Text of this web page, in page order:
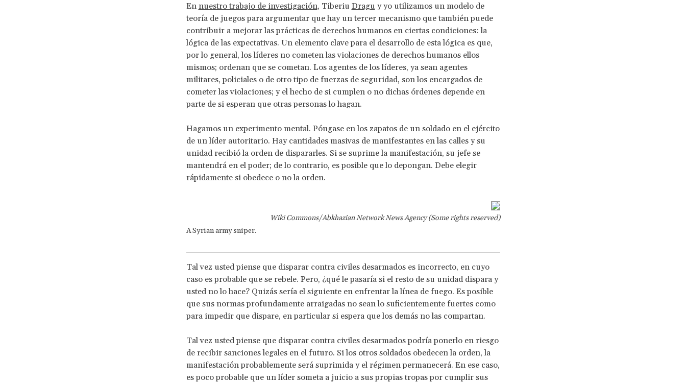
En nuestro trabajo de investigación, Tiberiu Dragu y yo utilizamos un modelo de
teoría de juegos para argumentar que hay un tercer mecanismo que también puede
contribuir a mejorar las prácticas de derechos humanos en ciertas condiciones: la
lógica de las expectativas. Un elemento clave para el desarrollo de esta lógica es que,
por lo general, los líderes no cometen las violaciones de derechos humanos ellos
mismos; ordenan que se cometan. Los agentes de los líderes, ya sean agentes
militares, policiales o de otro tipo de fuerzas de seguridad, son los encargados de
cometer las violaciones; y el hecho de si cumplen o no dichas órdenes depende en
parte de si esperan que otras personas lo hagan.
Hagamos un experimento mental. Póngase en los zapatos de un soldado en el ejército
de un líder autoritario. Hay cantidades masivas de manifestantes en las calles y su
unidad recibió la orden de dispararles. Si se suprime la manifestación, su jefe se
mantendrá en el poder; de lo contrario, es posible que lo depongan. Debe elegir
rápidamente si obedece o no la orden.
Wiki Commons/Abkhazian Network News Agency (Some rights reserved)
A Syrian army sniper.
Tal vez usted piense que disparar contra civiles desarmados es incorrecto, en cuyo
caso es probable que se rebele. Pero, ¿qué le pasaría si el resto de su unidad dispara y
usted no lo hace? Quizás sería el siguiente en enfrentar la línea de fuego. Es posible
que sus normas profundamente arraigadas no sean lo suficientemente fuertes como
para impedir que dispare, en particular si espera que los demás no las compartan.
Tal vez usted piense que disparar contra civiles desarmados podría ponerlo en riesgo
de recibir sanciones legales en el futuro. Si los otros soldados obedecen la orden, la
manifestación probablemente será suprimida y el régimen permanecerá. En ese caso,
es poco probable que un líder someta a juicio a sus propias tropas por cumplir sus